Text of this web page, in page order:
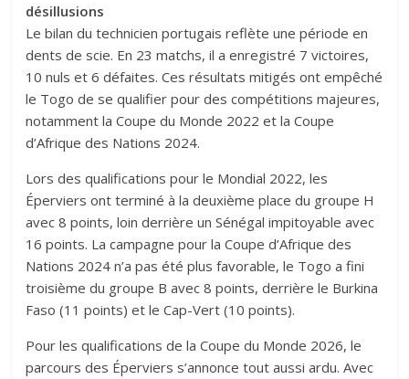
désillusions
Le bilan du technicien portugais reflète une période en
dents de scie. En 23 matchs, il a enregistré 7 victoires,
10 nuls et 6 défaites. Ces résultats mitigés ont empêché
le Togo de se qualifier pour des compétitions majeures,
notamment la Coupe du Monde 2022 et la Coupe
d’Afrique des Nations 2024.
Lors des qualifications pour le Mondial 2022, les
Éperviers ont terminé à la deuxième place du groupe H
avec 8 points, loin derrière un Sénégal impitoyable avec
16 points. La campagne pour la Coupe d’Afrique des
Nations 2024 n’a pas été plus favorable, le Togo a fini
troisième du groupe B avec 8 points, derrière le Burkina
Faso (11 points) et le Cap-Vert (10 points).
Pour les qualifications de la Coupe du Monde 2026, le
parcours des Éperviers s’annonce tout aussi ardu. Avec